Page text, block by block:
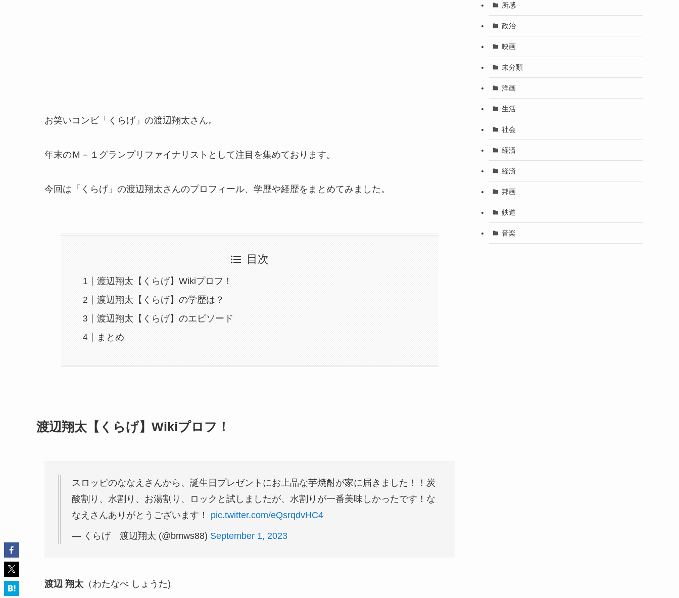
お笑いコンビ「くらげ」の渡辺翔太さん。
年末のＭ－１グランプリファイナリストとして注目を集めております。
今回は「くらげ」の渡辺翔太さんのプロフィール、学歴や経歴をまとめてみました。
目次
渡辺翔太【くらげ】Wikiプロフ！
渡辺翔太【くらげ】の学歴は？
渡辺翔太【くらげ】のエピソード
まとめ
渡辺翔太【くらげ】Wikiプロフ！
スロッピのななえさんから、誕生日プレゼントにお上品な芋焼酎が家に届きました！！炭
酸割り、水割り、お湯割り、ロックと試しましたが、水割りが一番美味しかったです！な
なえさんありがとうございます！ pic.twitter.com/eQsrqdvHC4
— くらげ 渡辺翔太 (@bmws88) September 1, 2023
渡辺 翔太 （わたなべ しょうた)
所感
政治
映画
未分類
洋画
生活
社会
経済
経済
邦画
鉄道
音楽